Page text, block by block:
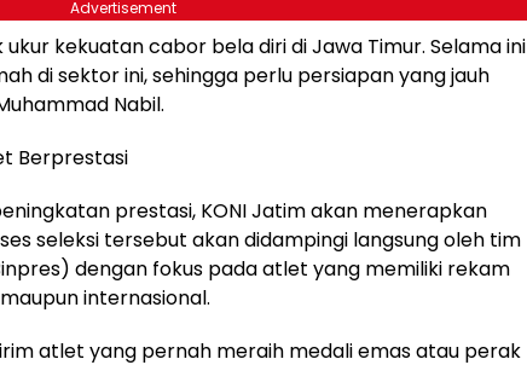
Advertisement
ukur kekuatan cabor bela diri di Jawa Timur. Selama ini
di sektor ini, sehingga perlu persiapan yang jauh
Nabil.
Berprestasi
prestasi, KONI Jatim akan menerapkan
seleksi tersebut akan didampingi langsung oleh tim
dengan fokus pada atlet yang memiliki rekam
internasional.
atlet yang pernah meraih medali emas atau perak